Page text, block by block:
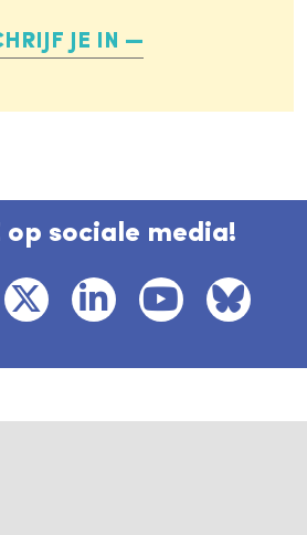
JE IN
op sociale media!